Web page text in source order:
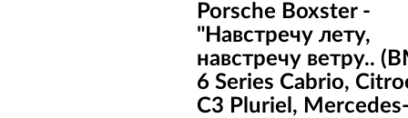
Porsche Boxster -
"Навстречу лету,
навстречу ветру..
6 Series Cabrio,
C3 Pluriel,